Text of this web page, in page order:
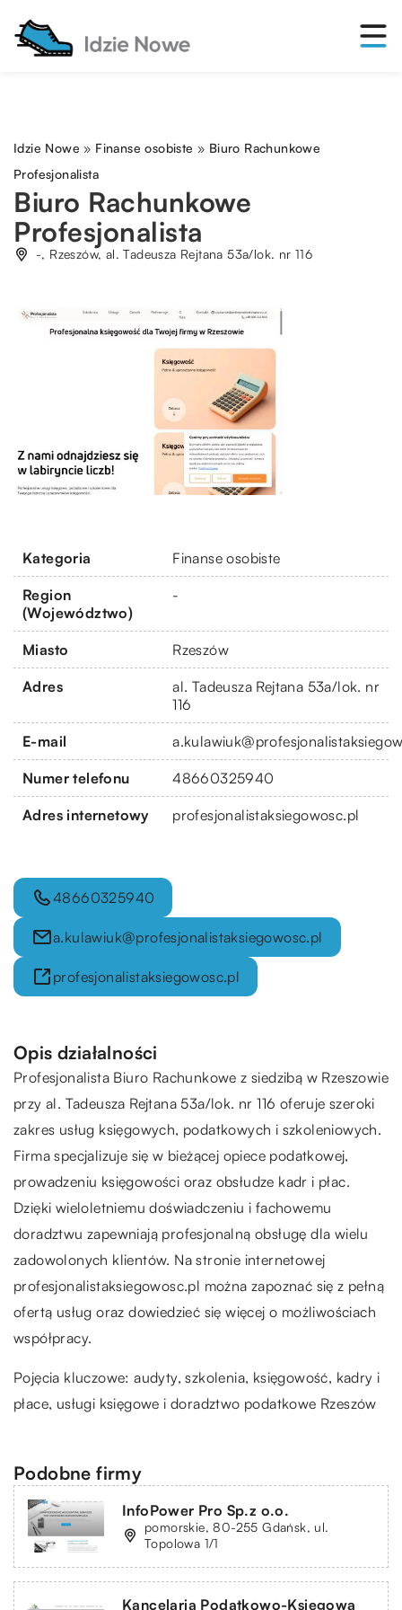
Idzie Nowe » Finanse osobiste » Biuro Rachunkowe
Profesjonalista
Biuro Rachunkowe
Profesjonalista
-, Rzeszów, al. Tadeusza Rejtana 53a/lok. nr 116
Kategoria Finanse osobiste
Region
(Województwo)
-
Miasto Rzeszów
Adres
al. Tadeusza Rejtana 53a/lok. nr
116
E-mail
Numer telefonu 48660325940
Adres internetowy profesjonalistaksiegowosc.pl
48660325940
a.kulawiuk@profesjonalistaksiegowosc.pl
profesjonalistaksiegowosc.pl
Opis działalności
Profesjonalista Biuro Rachunkowe z siedzibą w Rzeszowie
przy al. Tadeusza Rejtana 53a/lok. nr 116 oferuje szeroki
zakres usług księgowych, podatkowych i szkoleniowych.
Firma specjalizuje się w bieżącej opiece podatkowej,
prowadzeniu księgowości oraz obsłudze kadr i płac.
Dzięki wieloletniemu doświadczeniu i fachowemu
doradztwu zapewniają profesjonalną obsługę dla wielu
zadowolonych klientów. Na stronie internetowej
profesjonalistaksiegowosc.pl można zapoznać się z pełną
ofertą usług oraz dowiedzieć się więcej o możliwościach
współpracy.
Pojęcia kluczowe: audyty, szkolenia, księgowość, kadry i
płace, usługi księgowe i doradztwo podatkowe Rzeszów
Podobne firmy
InfoPower Pro Sp.z o.o.
pomorskie, 80-255 Gdańsk, ul.
Topolowa 1/1
Kancelaria Podatkowo-Księgowa